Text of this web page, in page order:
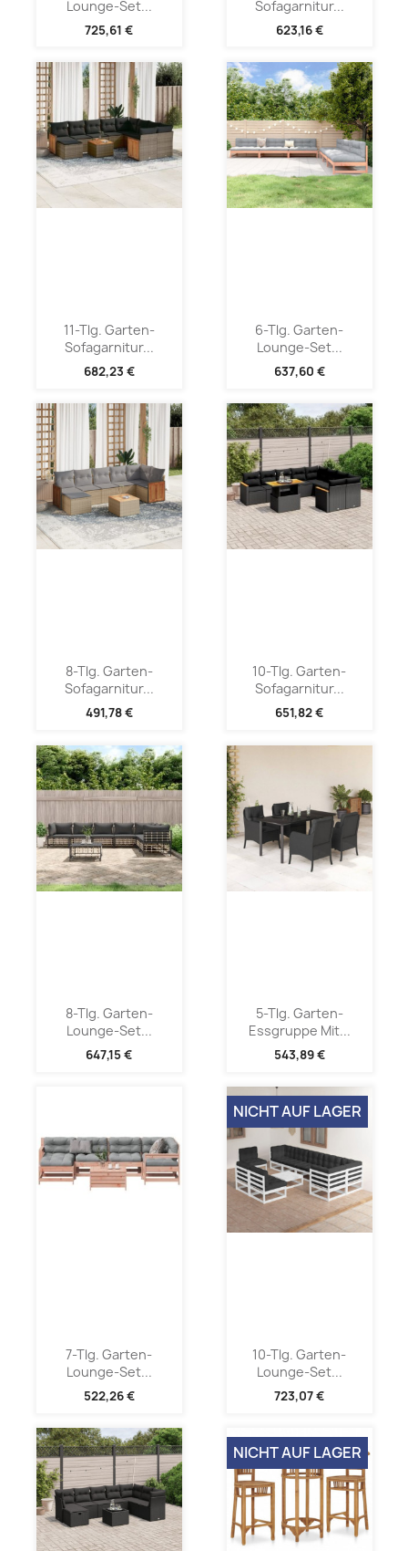
Lounge-Set...
725,61 €
Sofagarnitur...
623,16 €
11-Tlg. Garten-
Sofagarnitur...
682,23 €
6-Tlg. Garten-
Lounge-Set...
637,60 €
8-Tlg. Garten-
Sofagarnitur...
491,78 €
10-Tlg. Garten-
Sofagarnitur...
651,82 €
8-Tlg. Garten-
Lounge-Set...
647,15 €
5-Tlg. Garten-
Essgruppe Mit...
543,89 €
7-Tlg. Garten-
Lounge-Set...
522,26 €
10-Tlg. Garten-
Lounge-Set...
723,07 €
NICHT AUF LAGER
NICHT AUF LAGER